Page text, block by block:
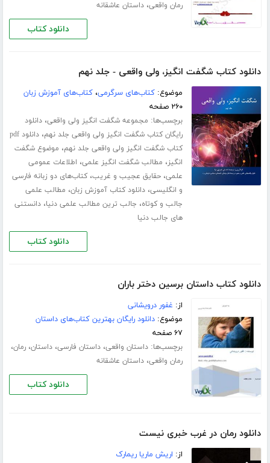
رمان واقعی،داستان عاشقانه
دانلود کتاب
دانلود کتاب شگفت انگیز، ولی واقعی - جلد نهم
موضوع:کتاب‌های سرگرمی،کتاب‌های آموزش زبان
۲۶۰ صفحه
برچسب‌ها: مجموعه شگفت انگیز ولی واقعی،دانلود
رایگان کتاب شگفت انگیز ولی واقعی جلد نهم،
دانلود pdf
کتاب شگفت انگیز ولی واقعی جلد نهم، موضوع شگفت
انگیز، مطالب شگفت انگیز علمی، اطلاعات عمومی
علمی،حقایق عجیب و غریب،کتاب‌های دو زبانه فارسی
و انگلیسی،دانلود کتاب آموزش زبان، مطالب علمی
جالب و کوتاه، جالب ترین مطالب علمی دنیا،دانستنی
های جالب دنیا
دانلود کتاب
دانلود کتاب داستان برسین دختر باران
از: غفور درویشانی
موضوع:دانلود رایگان بهترین کتاب‌های داستان
۶۷ صفحه
برچسب‌ها:داستان واقعی،داستان فارسی،داستان،رمان،
رمان واقعی،داستان عاشقانه
دانلود کتاب
دانلود رمان در غرب خبری نیست
از: اریش ماریا ریمارک